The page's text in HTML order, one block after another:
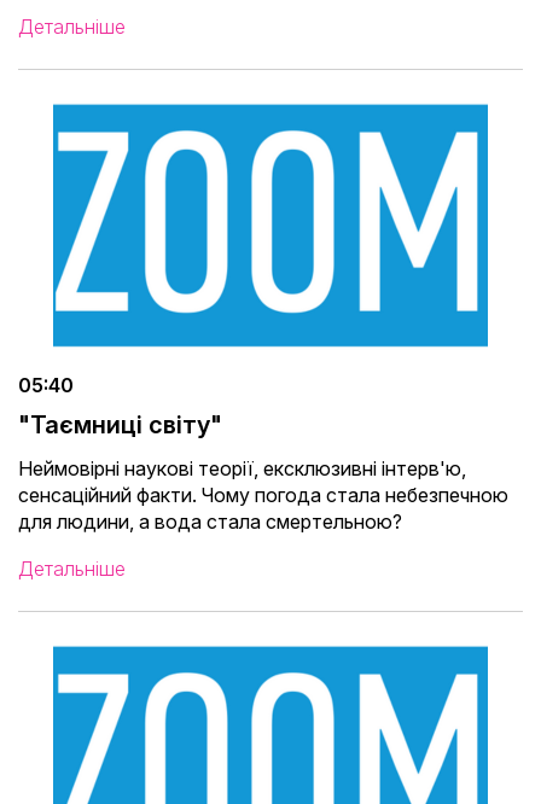
Детальніше
05:40
"Таємниці світу"
Неймовірні наукові теорії, ексклюзивні інтерв'ю,
сенсаційний факти. Чому погода стала небезпечною
для людини, а вода стала смертельною?
Детальніше